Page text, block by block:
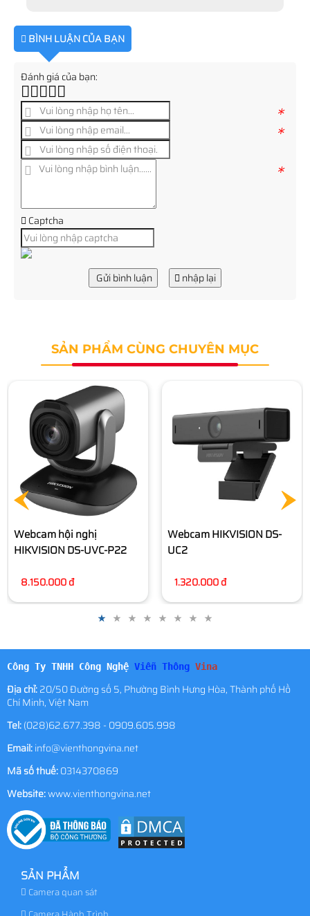
BÌNH LUẬN CỦA BẠN
Đánh giá của bạn:
*
*
*
Captcha
Gửi bình luận nhập lại
SẢN PHẨM CÙNG CHUYÊN MỤC
Webcam HIKVISION DS-
UC2
1.320.000 đ
HIKVISION DS-UL2
1.940.000 đ
Công Ty TNHH Công Nghệ Viễn Thông Vina
Địa chỉ:20/50 Đường số 5, Phường Bình Hưng Hòa, Thành phố Hồ
Chí Minh, Việt Nam
Tel:(028)62.677.398 - 0909.605.998
Email:info@vienthongvina.net
Mã số thuế:0314370869
Website:www.vienthongvina.net
SẢN PHẨM
Camera quan sát